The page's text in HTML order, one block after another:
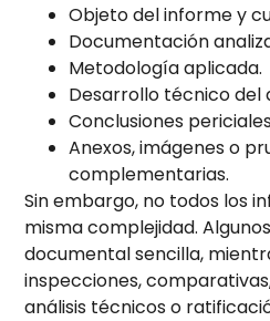
Objeto del informe y
Documentación
Metodología aplicada.
Desarrollo técnico del
Conclusiones
Anexos, imágenes o
complementarias.
Sin embargo, no todos los
misma complejidad.
documental sencilla,
inspecciones,
análisis técnicos o